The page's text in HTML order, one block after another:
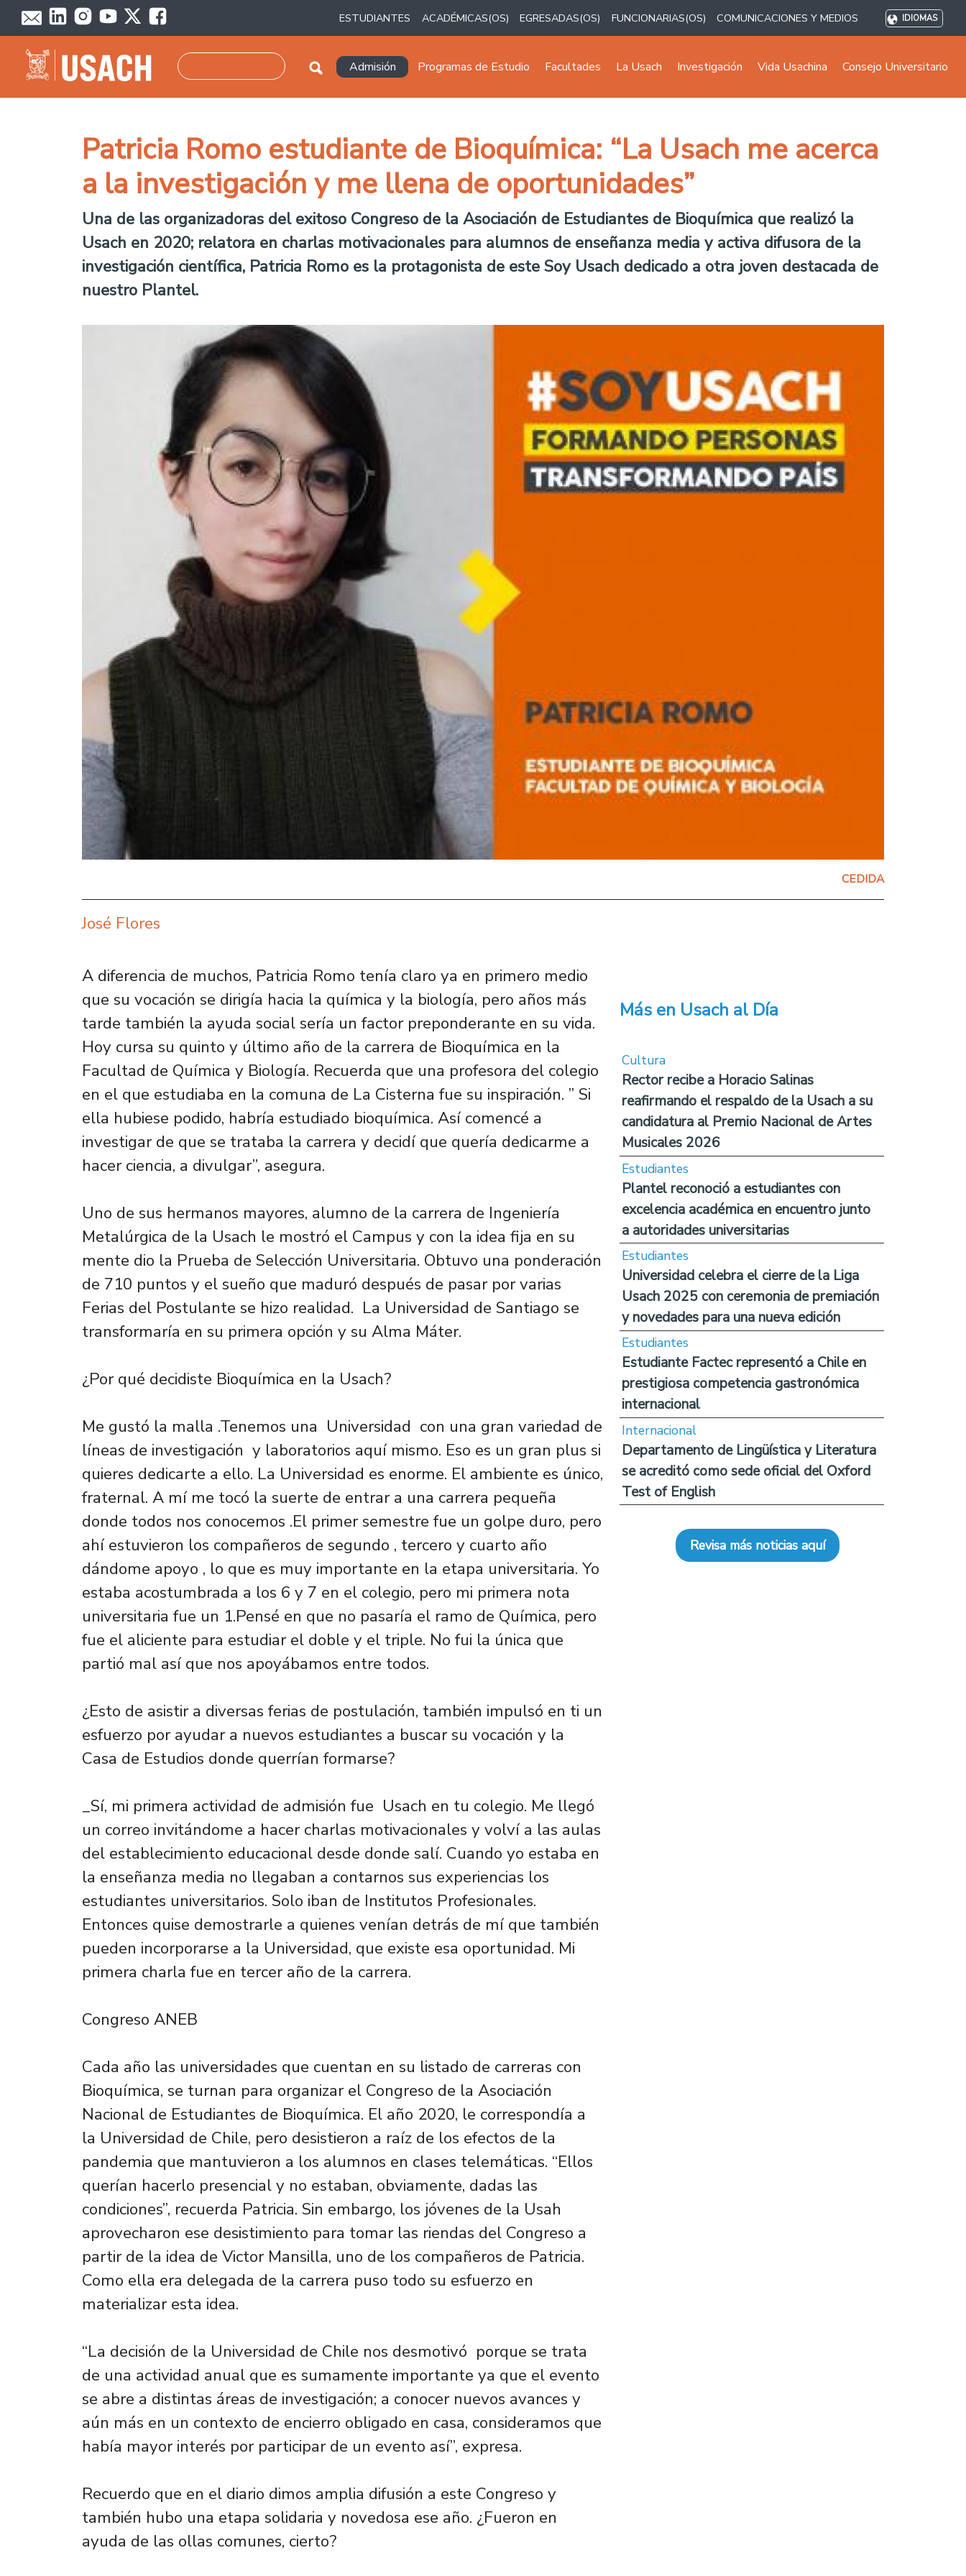
Pasar al contenido principal
ESTUDIANTES ACADÉMICAS(OS) EGRESADAS(OS) FUNCIONARIAS(OS) COMUNICACIONES Y MEDIOS IDIOMAS
Navegación principal
Admisión Programas de Estudio Facultades La Usach Investigación Vida Usachina Consejo Universitario
Patricia Romo estudiante de Bioquímica: “La Usach me acerca
a la investigación y me llena de oportunidades”
Una de las organizadoras del exitoso Congreso de la Asociación de Estudiantes de Bioquímica que realizó la
Usach en 2020; relatora en charlas motivacionales para alumnos de enseñanza media y activa difusora de la
investigación científica, Patricia Romo es la protagonista de este Soy Usach dedicado a otra joven destacada de
nuestro Plantel.
CEDIDA
José Flores
A diferencia de muchos, Patricia Romo tenía claro ya en primero medio
que su vocación se dirigía hacia la química y la biología, pero años más
tarde también la ayuda social sería un factor preponderante en su vida.
Hoy cursa su quinto y último año de la carrera de Bioquímica en la
Facultad de Química y Biología. Recuerda que una profesora del colegio
en el que estudiaba en la comuna de La Cisterna fue su inspiración. ” Si
ella hubiese podido, habría estudiado bioquímica. Así comencé a
investigar de que se trataba la carrera y decidí que quería dedicarme a
hacer ciencia, a divulgar”, asegura.
Uno de sus hermanos mayores, alumno de la carrera de Ingeniería
Metalúrgica de la Usach le mostró el Campus y con la idea fija en su
mente dio la Prueba de Selección Universitaria. Obtuvo una ponderación
de 710 puntos y el sueño que maduró después de pasar por varias
Ferias del Postulante se hizo realidad. La Universidad de Santiago se
transformaría en su primera opción y su Alma Máter.
¿Por qué decidiste Bioquímica en la Usach?
Me gustó la malla .Tenemos una Universidad con una gran variedad de
líneas de investigación y laboratorios aquí mismo. Eso es un gran plus si
quieres dedicarte a ello. La Universidad es enorme. El ambiente es único,
fraternal. A mí me tocó la suerte de entrar a una carrera pequeña
donde todos nos conocemos .El primer semestre fue un golpe duro, pero
ahí estuvieron los compañeros de segundo , tercero y cuarto año
dándome apoyo , lo que es muy importante en la etapa universitaria. Yo
estaba acostumbrada a los 6 y 7 en el colegio, pero mi primera nota
universitaria fue un 1.Pensé en que no pasaría el ramo de Química, pero
fue el aliciente para estudiar el doble y el triple. No fui la única que
partió mal así que nos apoyábamos entre todos.
¿Esto de asistir a diversas ferias de postulación, también impulsó en ti un
esfuerzo por ayudar a nuevos estudiantes a buscar su vocación y la
Casa de Estudios donde querrían formarse?
_Sí, mi primera actividad de admisión fue Usach en tu colegio. Me llegó
un correo invitándome a hacer charlas motivacionales y volví a las aulas
del establecimiento educacional desde donde salí. Cuando yo estaba en
la enseñanza media no llegaban a contarnos sus experiencias los
estudiantes universitarios. Solo iban de Institutos Profesionales.
Entonces quise demostrarle a quienes venían detrás de mí que también
pueden incorporarse a la Universidad, que existe esa oportunidad. Mi
primera charla fue en tercer año de la carrera.
Congreso ANEB
Cada año las universidades que cuentan en su listado de carreras con
Bioquímica, se turnan para organizar el Congreso de la Asociación
Nacional de Estudiantes de Bioquímica. El año 2020, le correspondía a
la Universidad de Chile, pero desistieron a raíz de los efectos de la
pandemia que mantuvieron a los alumnos en clases telemáticas. “Ellos
querían hacerlo presencial y no estaban, obviamente, dadas las
condiciones”, recuerda Patricia. Sin embargo, los jóvenes de la Usah
aprovecharon ese desistimiento para tomar las riendas del Congreso a
partir de la idea de Victor Mansilla, uno de los compañeros de Patricia.
Como ella era delegada de la carrera puso todo su esfuerzo en
materializar esta idea.
“La decisión de la Universidad de Chile nos desmotivó porque se trata
de una actividad anual que es sumamente importante ya que el evento
se abre a distintas áreas de investigación; a conocer nuevos avances y
aún más en un contexto de encierro obligado en casa, consideramos que
había mayor interés por participar de un evento así”, expresa.
Recuerdo que en el diario dimos amplia difusión a este Congreso y
también hubo una etapa solidaria y novedosa ese año. ¿Fueron en
ayuda de las ollas comunes, cierto?
Más en Usach al Día
Cultura
Rector recibe a Horacio Salinas
reafirmando el respaldo de la Usach a su
candidatura al Premio Nacional de Artes
Musicales 2026
Estudiantes
Plantel reconoció a estudiantes con
excelencia académica en encuentro junto
a autoridades universitarias
Estudiantes
Universidad celebra el cierre de la Liga
Usach 2025 con ceremonia de premiación
y novedades para una nueva edición
Estudiantes
Estudiante Factec representó a Chile en
prestigiosa competencia gastronómica
internacional
Internacional
Departamento de Lingüística y Literatura
se acreditó como sede oficial del Oxford
Test of English
Revisa más noticias aquí